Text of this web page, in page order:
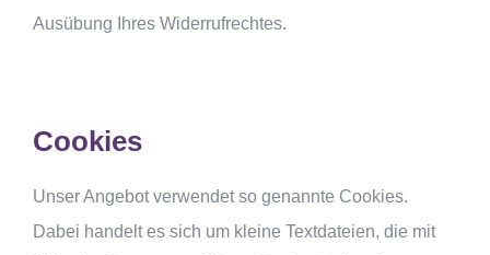
Ausübung Ihres Widerrufrechtes.
Cookies
Unser Angebot verwendet so genannte Cookies.
Dabei handelt es sich um kleine Textdateien, die mit